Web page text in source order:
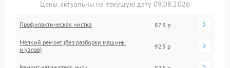
Цены актуальны на текущую дату 09.08.2026
Профилактическая чистка 875 р
Мелкий ремонт (без разборки машины
и узлов)
925 р